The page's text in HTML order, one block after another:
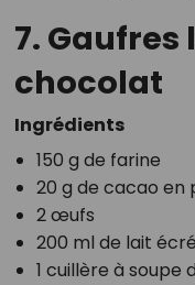
7. Gaufres
chocolat
Ingrédients
150 g de farine
20 g de cacao en
2 œufs
200 ml de lait
1 cuillère à soupe